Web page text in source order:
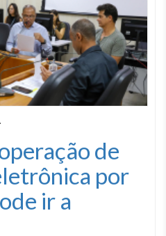
de
por
ir a